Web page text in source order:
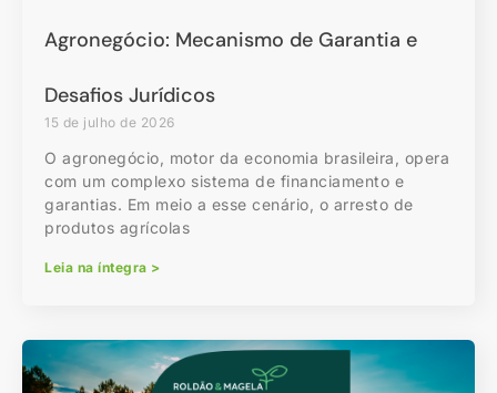
Agronegócio: Mecanismo de Garantia e
Desafios Jurídicos
15 de julho de 2026
O agronegócio, motor da economia brasileira, opera
com um complexo sistema de financiamento e
garantias. Em meio a esse cenário, o arresto de
produtos agrícolas
Leia na íntegra >